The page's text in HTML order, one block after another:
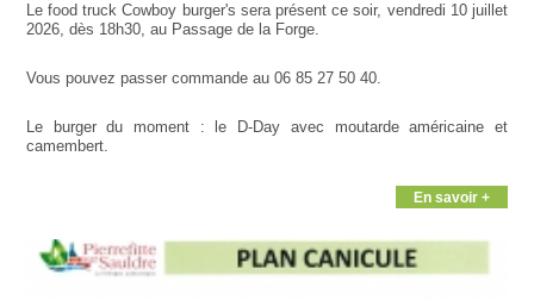
Le food truck Cowboy burger's sera présent ce soir, vendredi 10 juillet
2026, dès 18h30, au Passage de la Forge.
Vous pouvez passer commande au 06 85 27 50 40.
Le burger du moment : le D-Day avec moutarde américaine et
camembert.
En savoir +